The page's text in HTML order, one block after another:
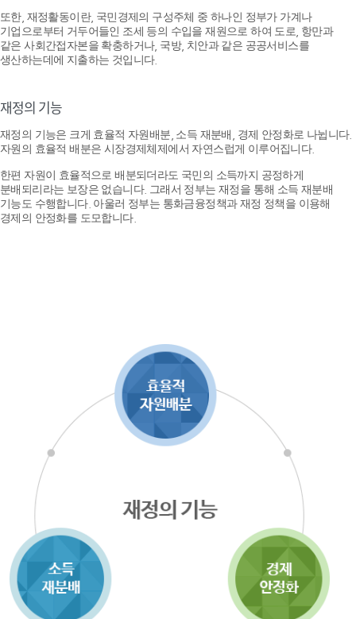
또한, 재정활동이란, 국민경제의 구성주체 중 하나인 정부가 가계나
기업으로부터 거두어들인 조세 등의 수입을 재원으로 하여 도로, 항만과
같은 사회간접자본을 확충하거나, 국방, 치안과 같은 공공서비스를
생산하는데에 지출하는 것입니다.
재정의 기능
재정의 기능은 크게 효율적 자원배분, 소득 재분배, 경제 안정화로 나뉩니다.
자원의 효율적 배분은 시장경제체제에서 자연스럽게 이루어집니다.
한편 자원이 효율적으로 배분되더라도 국민의 소득까지 공정하게
분배되리라는 보장은 없습니다. 그래서 정부는 재정을 통해 소득 재분배
기능도 수행합니다. 아울러 정부는 통화금융정책과 재정 정책을 이용해
경제의 안정화를 도모합니다.